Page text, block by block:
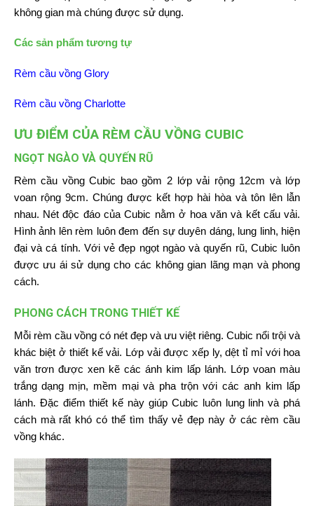
không gian mà chúng được sử dụng.
Các sản phẩm tương tự
Rèm cầu vồng Glory
Rèm cầu vồng Charlotte
ƯU ĐIỂM CỦA RÈM CẦU VỒNG CUBIC
NGỌT NGÀO VÀ QUYẾN RŨ
Rèm cầu vồng Cubic bao gồm 2 lớp vải rộng 12cm và lớp
voan rộng 9cm. Chúng được kết hợp hài hòa và tôn lên lẫn
nhau. Nét độc đáo của Cubic nằm ở hoa văn và kết cấu vải.
Hình ảnh lên rèm luôn đem đến sự duyên dáng, lung linh, hiện
đại và cá tính. Với vẻ đẹp ngọt ngào và quyến rũ, Cubic luôn
được ưu ái sử dụng cho các không gian lãng mạn và phong
cách.
PHONG CÁCH TRONG THIẾT KẾ
Mỗi rèm cầu vồng có nét đẹp và ưu việt riêng. Cubic nổi trội và
khác biệt ở thiết kế vải. Lớp vải được xếp ly, dệt tỉ mỉ với hoa
văn trơn được xen kẽ các ánh kim lấp lánh. Lớp voan màu
trắng dạng mịn, mềm mại và pha trộn với các anh kim lấp
lánh. Đặc điểm thiết kế này giúp Cubic luôn lung linh và phá
cách mà rất khó có thể tìm thấy vẻ đẹp này ở các rèm cầu
vồng khác.